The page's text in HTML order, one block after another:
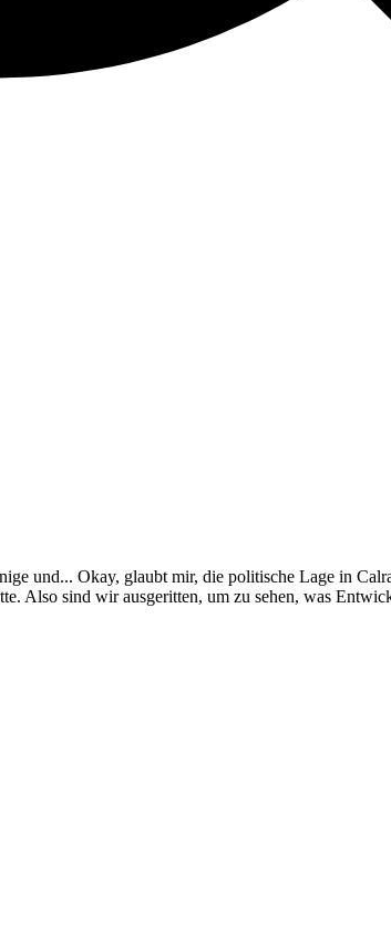
und... Okay, glaubt mir, die politische Lage in
Also sind wir ausgeritten, um zu sehen, was